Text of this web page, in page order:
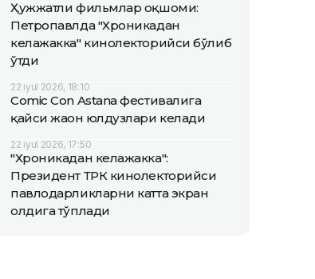
Ҳужжатли фильмлар оқшоми:
Петропавлда "Хроникадан
келажакка" кинолекторийси бўлиб
ўтди
22 iyul 2026, 18:10
Comic Con Astana фестивалига
қайси жаҳон юлдузлари келади
22 iyul 2026, 17:50
"Хроникадан келажакка":
Президент ТРК кинолекторийси
павлодарликларни катта экран
олдига тўплади